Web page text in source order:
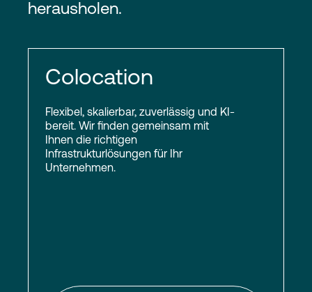
herausholen.
Colocation
Flexibel, skalierbar, zuverlässig und KI-
bereit. Wir finden gemeinsam mit
Ihnen die richtigen
Infrastrukturlösungen für Ihr
Unternehmen.